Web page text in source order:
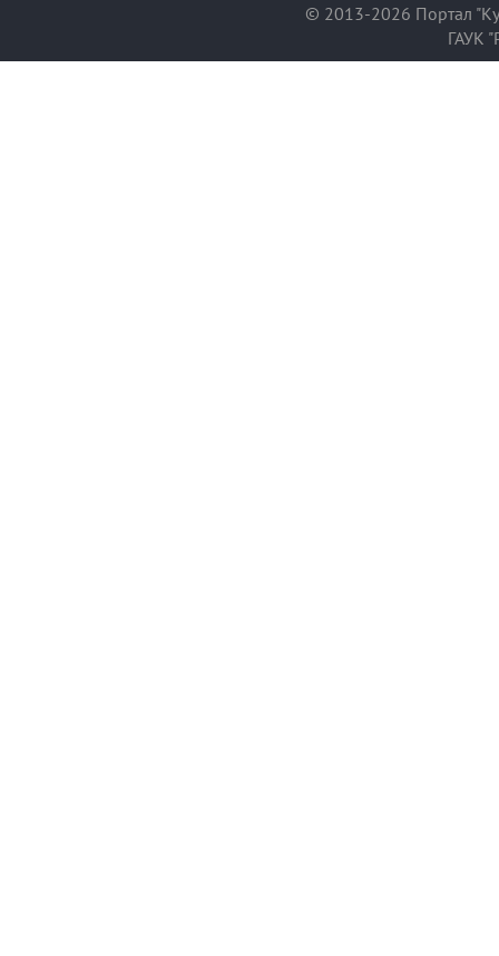
© 2013-2026 Портал
ГАУК